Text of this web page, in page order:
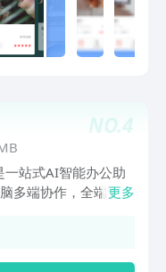
PDF文档签名，让
面增加，功能增加，
不断努力，将持续更
、图片、重命名、复
文件每一款产品都是
大家在使用的时候给
方面的建议或者意
发者平台回复您。
NO.4
一站式AI智能办公助
多端协作，全端无广
文档阅读和编辑、文
更多